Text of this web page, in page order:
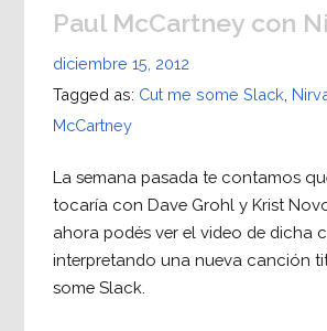
Paul McCartney con
diciembre 15, 2012
Tagged as: Cut me some Slack
McCartney
La semana pasada te contamos
tocaría con Dave Grohl y Krist
ahora podés ver el video de dicha
interpretando una nueva canción
some Slack.